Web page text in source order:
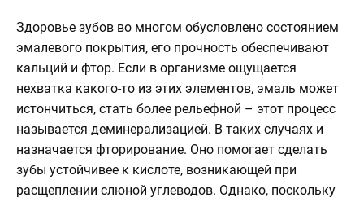
Здоровье зубов во многом обусловлено состоянием
эмалевого покрытия, его прочность обеспечивают
кальций и фтор. Если в организме ощущается
нехватка какого-то из этих элементов, эмаль может
истончиться, стать более рельефной – этот процесс
называется деминерализацией. В таких случаях и
назначается фторирование. Оно помогает сделать
зубы устойчивее к кислоте, возникающей при
расщеплении слюной углеводов. Однако, поскольку